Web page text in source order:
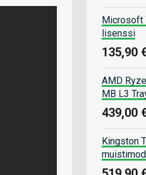
Microsoft
lisenssi
135,90
AMD
MB L3
439,00
Kingston